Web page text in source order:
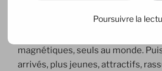
bonheur, une fraîcheur toujours
magnétiques, seuls au monde.
arrivés, plus jeunes, attractifs,
Poursuivre la